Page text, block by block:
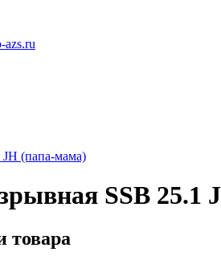
azs.ru
(папа-мама)
SSB 25.1
товара